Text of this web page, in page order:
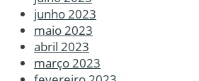
junho 2023
maio 2023
abril 2023
março 2023